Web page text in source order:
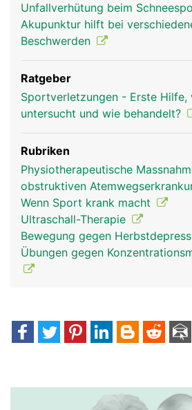
Unfallverhütung beim
Akupunktur hilft bei
Beschwerden
Ratgeber
Sportverletzungen - Erste Hilfe,
untersucht und wie behandelt?
Rubriken
Physiotherapeutische
obstruktiven
Wenn Sport krank macht
Ultraschall-Therapie
Bewegung gegen
Übungen gegen